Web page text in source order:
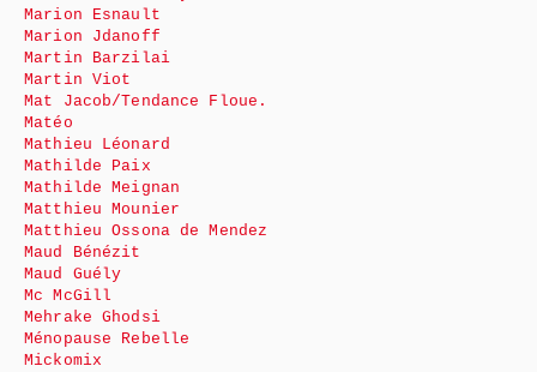
Marion Esnault
Marion Jdanoff
Martin Barzilai
Martin Viot
Mat Jacob/Tendance Floue.
Matéo
Mathieu Léonard
Mathilde Paix
Mathilde Meignan
Matthieu Mounier
Matthieu Ossona de Mendez
Maud Bénézit
Maud Guély
Mc McGill
Mehrake Ghodsi
Ménopause Rebelle
Mickomix